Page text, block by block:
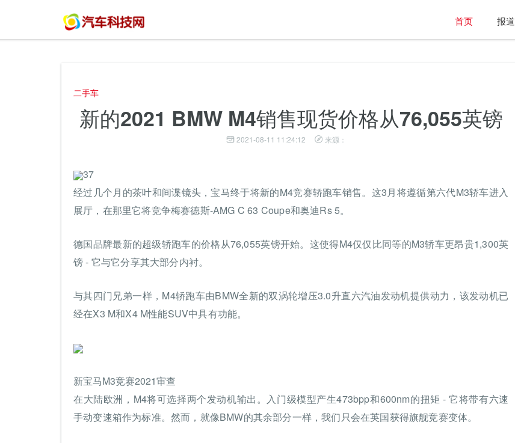
首页 报道
二手车
新的2021 BMW M4销售现货价格从76,055英镑
2021-08-11 11:24:12 来源：
37
经过几个月的茶叶和间谍镜头，宝马终于将新的M4竞赛轿跑车销售。这3月将遵循第六代M3轿车进入
展厅，在那里它将竞争梅赛德斯-AMG C 63 Coupe和奥迪Rs 5。
德国品牌最新的超级轿跑车的价格从76,055英镑开始。这使得M4仅仅比同等的M3轿车更昂贵1,300英
镑 - 它与它分享其大部分内衬。
与其四门兄弟一样，M4轿跑车由BMW全新的双涡轮增压3.0升直六汽油发动机提供动力，该发动机已
经在X3 M和X4 M性能SUV中具有功能。
新宝马M3竞赛2021审查
在大陆欧洲，M4将可选择两个发动机输出。入门级模型产生473bpp和600nm的扭矩 - 它将带有六速
手动变速箱作为标准。然而，就像BMW的其余部分一样，我们只会在英国获得旗舰竞赛变体。